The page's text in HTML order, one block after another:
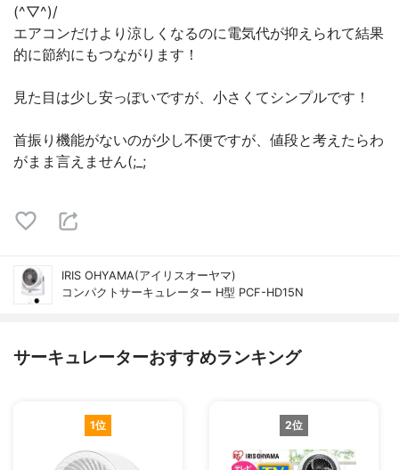
(^▽^)/
エアコンだけより涼しくなるのに電気代が抑えられて結果
的に節約にもつながります！
見た目は少し安っぽいですが、小さくてシンプルです！
首振り機能がないのが少し不便ですが、値段と考えたらわ
がまま言えません(;_;
IRIS OHYAMA(アイリスオーヤマ)
コンパクトサーキュレーター H型 PCF-HD15N
サーキュレーターおすすめランキング
1位 2位